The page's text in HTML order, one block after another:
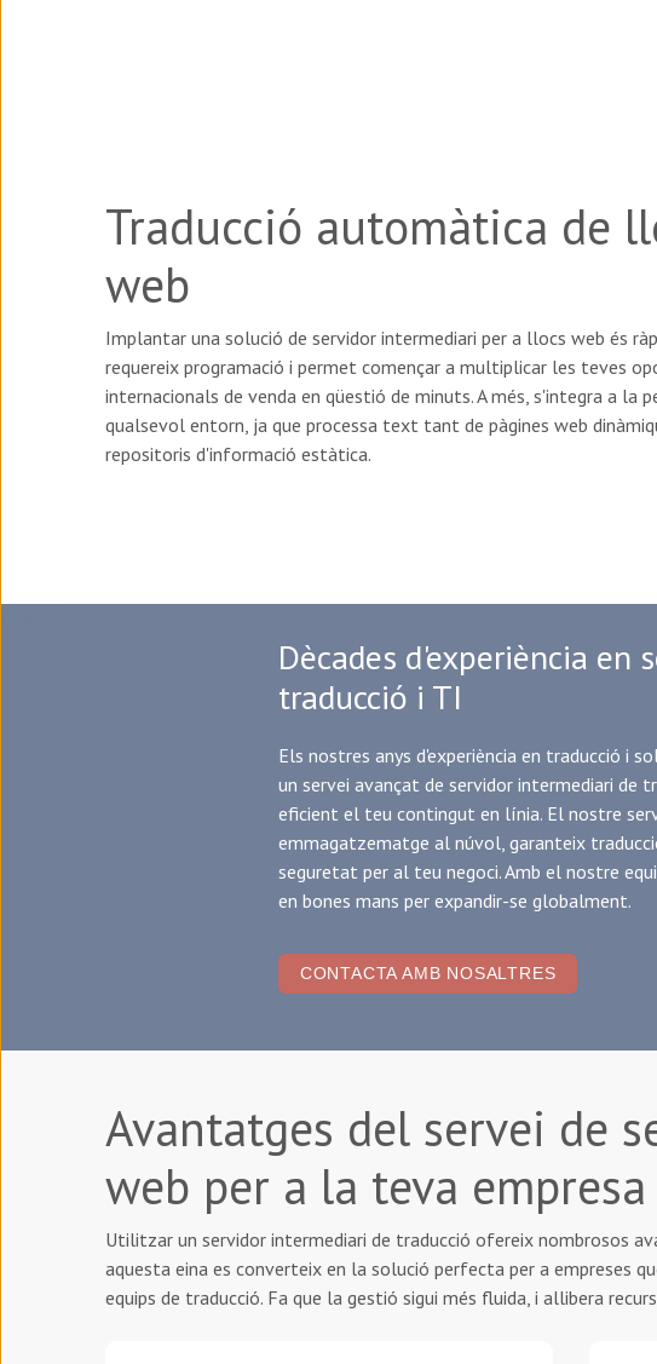
Traducció automàtica de
web
Implantar una solució de servidor intermediari per a llocs web és
requereix programació i permet començar a multiplicar les teves
internacionals de venda en qüestió de minuts. A més, s'integra a la
qualsevol entorn, ja que processa text tant de pàgines web
repositoris d'informació estàtica.
Dècades d'experiència en
traducció i TI
Els nostres anys d'experiència en traducció i
un servei avançat de servidor intermediari de
eficient el teu contingut en línia. El nostre
emmagatzematge al núvol, garanteix
seguretat per al teu negoci. Amb el nostre
en bones mans per expandir-se globalment.
CONTACTA AMB NOSALTRES
Avantatges del servei de
web per a la teva
Utilitzar un servidor intermediari de traducció ofereix nombrosos
aquesta eina es converteix en la solució perfecta per a empreses
equips de traducció. Fa que la gestió sigui més fluida, i allibera